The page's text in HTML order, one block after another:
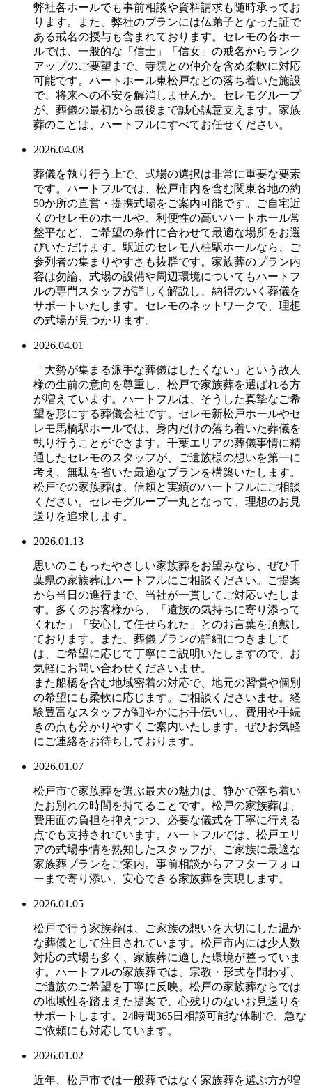
弊社各ホールでも事前相談や資料請求も随時承ってお
ります。また、弊社のプランには仏弟子となった証で
ある戒名の授与も含まれております。セレモの各ホー
ルでは、一般的な「信士」「信女」の戒名からランク
アップのご要望まで、寺院との仲介を含め柔軟に対応
可能です。ハートホール東松戸などの落ち着いた施設
で、将来への不安を解消しませんか。セレモグループ
が、葬儀の最初から最後まで誠心誠意支えます。家族
葬のことは、ハートフルにすべてお任せください。
2026.04.08
葬儀を執り行う上で、式場の選択は非常に重要な要素
です。ハートフルでは、松戸市内を含む関東各地の約
50か所の直営・提携式場をご案内可能です。ご自宅近
くのセレモのホールや、利便性の高いハートホール常
盤平など、ご希望の条件に合わせて最適な場所をお選
びいただけます。駅近のセレモ八柱駅ホールなら、ご
参列者の集まりやすさも抜群です。家族葬のプラン内
容は勿論、式場の設備や周辺環境についてもハートフ
ルの専門スタッフが詳しく解説し、納得のいく葬儀を
サポートいたします。セレモのネットワークで、理想
の式場が見つかります。
2026.04.01
「大勢が集まる派手な葬儀はしたくない」という故人
様の生前の意向を尊重し、松戸で家族葬を選ばれる方
が増えています。ハートフルは、そうした真摯なご希
望を形にする葬儀会社です。セレモ新松戸ホールやセ
レモ馬橋駅ホールでは、身内だけの落ち着いた葬儀を
執り行うことができます。千葉エリアの葬儀事情に精
通したセレモのスタッフが、ご遺族様の想いを第一に
考え、無駄を省いた最適なプランを構築いたします。
松戸での家族葬は、信頼と実績のハートフルにご相談
ください。セレモグループ一丸となって、理想のお見
送りを追求します。
2026.01.13
思いのこもったやさしい家族葬をお望みなら、ぜひ千
葉県の家族葬はハートフルにご相談ください。ご提案
から当日の進行まで、当社が一貫してご対応いたしま
す。多くのお客様から、「遺族の気持ちに寄り添って
くれた」「安心して任せられた」とのお言葉を頂戴し
ております。また、葬儀プランの詳細につきまして
は、ご希望に応じて丁寧にご説明いたしますので、お
気軽にお問い合わせくださいませ。
また船橋を含む地域密着の対応で、地元の習慣や個別
の希望にも柔軟に応じます。ご相談くださいませ。経
験豊富なスタッフが細やかにお手伝いし、費用や手続
きの点も分かりやすくご案内いたします。ぜひお気軽
にご連絡をお待ちしております。
2026.01.07
松戸市で家族葬を選ぶ最大の魅力は、静かで落ち着い
たお別れの時間を持てることです。松戸の家族葬は、
費用面の負担を抑えつつ、必要な儀式を丁寧に行える
点でも支持されています。ハートフルでは、松戸エリ
アの式場事情を熟知したスタッフが、ご家族に最適な
家族葬プランをご案内。事前相談からアフターフォロ
ーまで寄り添い、安心できる家族葬を実現します。
2026.01.05
松戸で行う家族葬は、ご家族の想いを大切にした温か
な葬儀として注目されています。松戸市内には少人数
対応の式場も多く、家族葬に適した環境が整っていま
す。ハートフルの家族葬では、宗教・形式を問わず、
ご遺族のご希望を丁寧に反映。松戸の家族葬ならでは
の地域性を踏まえた提案で、心残りのないお見送りを
サポートします。24時間365日相談可能な体制で、急な
ご依頼にも対応しています。
2026.01.02
近年、松戸市では一般葬ではなく家族葬を選ぶ方が増